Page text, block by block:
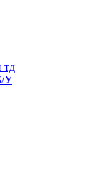
тд
У